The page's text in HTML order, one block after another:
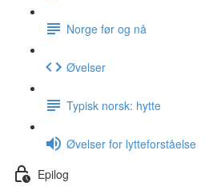
Norge før og nå
Øvelser
Typisk norsk: hytte
Øvelser for lytteforståelse
Epilog